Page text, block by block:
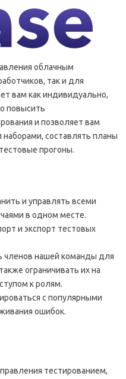
облачным
так и для
вам как индивидуально,
повысить
и позволяет вам
составлять планы
прогоны.
и управлять всеми
в одном месте.
и экспорт тестовых
нашей команды для
ограничивать их на
к ролям.
с популярными
ошибок.
тестированием,